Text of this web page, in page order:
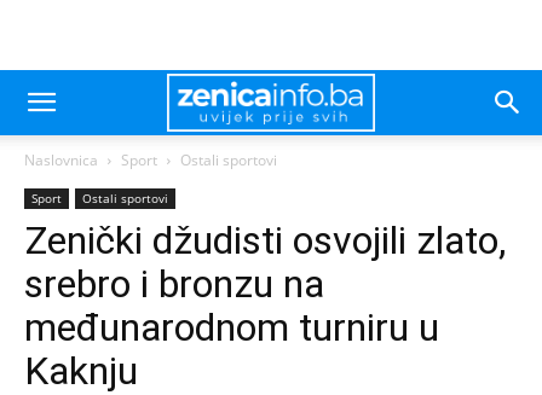
Naslovnica Sport Ostali sportovi
Sport Ostali sportovi
Zenički džudisti osvojili zlato,
srebro i bronzu na
međunarodnom turniru u
Kaknju